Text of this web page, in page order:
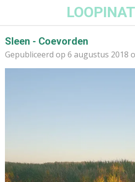
de
hoofdinhoud
Sleen - Coevorden
Gepubliceerd op 6 augustus 2018